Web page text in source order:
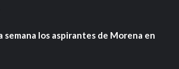
semana los aspirantes de Morena en